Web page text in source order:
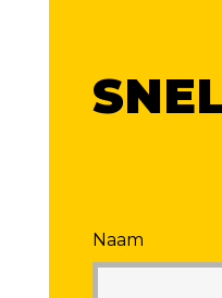
Naam